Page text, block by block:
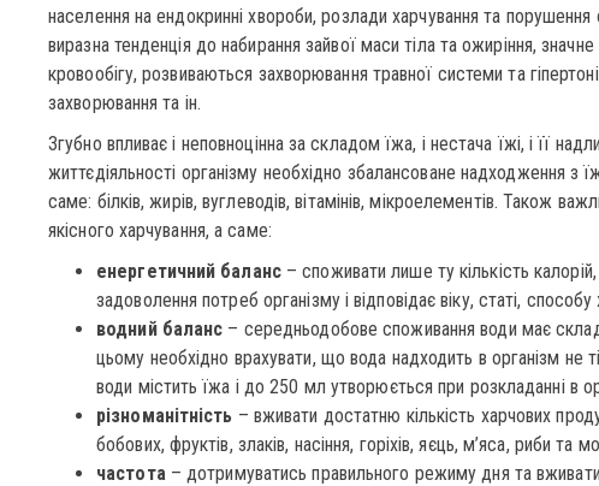
населення на ендокринні хвороби, розлади харчування та порушення
виразна тенденція до набирання зайвої маси тіла та ожиріння,
кровообігу, розвиваються захворювання травної системи та
захворювання та ін.
Згубно впливає і неповноцінна за складом їжа, і нестача їжі, і її
життєдіяльності організму необхідно збалансоване надходження з
саме: білків, жирів, вуглеводів, вітамінів, мікроелементів. Також
якісного харчування, а саме:
енергетичний баланс– споживати лише ту кількість
задоволення потреб організму і відповідає віку, статі,
водний баланс – середньодобове споживання води має
цьому необхідно врахувати, що вода надходить в організм не
води містить їжа і до 250 мл утворюється при розкладанні в
різноманітність – вживати достатню кількість харчових
бобових, фруктів, злаків, насіння, горіхів, яєць, м’яса, риби та
частота– дотримуватись правильного режиму дня та